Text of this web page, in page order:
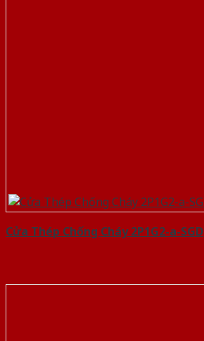
Cửa Thép Chống Cháy 2P1G2-a-SGD